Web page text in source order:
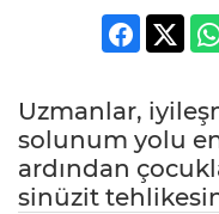
Uzmanlar,
solunum yolu
ardından
sinüzit